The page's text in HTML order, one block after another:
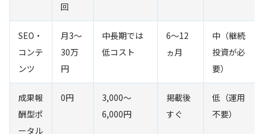
回
SEO・
コンテ
ンツ
月3〜
30万
円
中長期では
低コスト
6〜12
ヵ月
中（継続
投資が必
要）
成果報
酬型ポ
ータル
0円
3,000〜
6,000円
掲載後
すぐ
低（運用
不要）